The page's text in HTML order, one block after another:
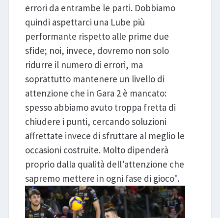
errori da entrambe le parti. Dobbiamo
quindi aspettarci una Lube più
performante rispetto alle prime due
sfide; noi, invece, dovremo non solo
ridurre il numero di errori, ma
soprattutto mantenere un livello di
attenzione che in Gara 2 è mancato:
spesso abbiamo avuto troppa fretta di
chiudere i punti, cercando soluzioni
affrettate invece di sfruttare al meglio le
occasioni costruite. Molto dipenderà
proprio dalla qualità dell’attenzione che
sapremo mettere in ogni fase di gioco".